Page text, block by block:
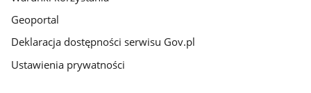
Geoportal
Deklaracja dostępności serwisu Gov.pl
Ustawienia prywatności